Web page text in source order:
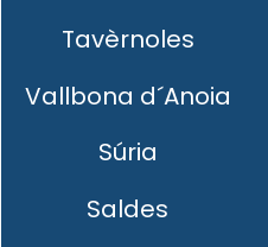
Tavèrnoles
Vallbona d´Anoia
Súria
Saldes